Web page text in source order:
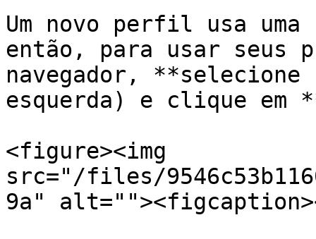
Um novo perfil usa
então, para usar seus
navegador,
esquerda) e clique
<figure><img
src="/files/
9a"